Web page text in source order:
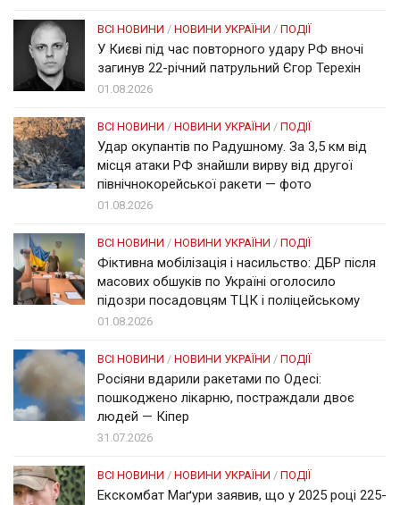
ВСІ НОВИНИ / НОВИНИ УКРАЇНИ / ПОДІЇ
У Києві під час повторного удару РФ вночі
загинув 22-річний патрульний Єгор Терехін
01.08.2026
ВСІ НОВИНИ / НОВИНИ УКРАЇНИ / ПОДІЇ
Удар окупантів по Радушному. За 3,5 км від
місця атаки РФ знайшли вирву від другої
північнокорейської ракети — фото
01.08.2026
ВСІ НОВИНИ / НОВИНИ УКРАЇНИ / ПОДІЇ
Фіктивна мобілізація і насильство: ДБР після
масових обшуків по Україні оголосило
підозри посадовцям ТЦК і поліцейському
01.08.2026
ВСІ НОВИНИ / НОВИНИ УКРАЇНИ / ПОДІЇ
Росіяни вдарили ракетами по Одесі:
пошкоджено лікарню, постраждали двоє
людей — Кіпер
31.07.2026
ВСІ НОВИНИ / НОВИНИ УКРАЇНИ / ПОДІЇ
Екскомбат Маґури заявив, що у 2025 році 225-